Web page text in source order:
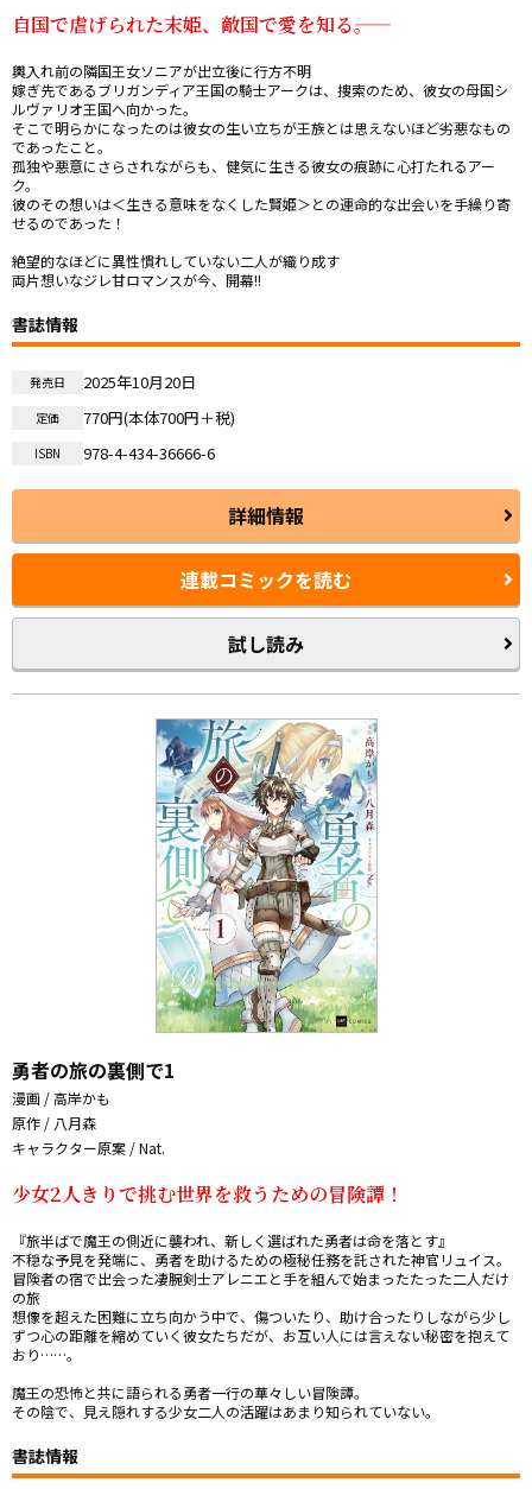
自国で虐げられた末姫、敵国で愛を知る――。
輿入れ前の隣国王女ソニアが出立後に行方不明――
嫁ぎ先であるブリガンディア王国の騎士アークは、捜索のため、彼女の母国シ
ルヴァリオ王国へ向かった。
そこで明らかになったのは彼女の生い立ちが王族とは思えないほど劣悪なもの
であったこと。
孤独や悪意にさらされながらも、健気に生きる彼女の痕跡に心打たれるアー
ク。
彼のその想いは＜生きる意味をなくした賢姫＞との運命的な出会いを手繰り寄
せるのであった！
絶望的なほどに異性慣れしていない二人が織り成す
両片想いなジレ甘ロマンスが今、開幕!!
書誌情報
発売日 2025年10月20日
定価 770円(本体700円＋税)
ISBN 978-4-434-36666-6
詳細情報
連載コミックを読む
試し読み
勇者の旅の裏側で1
漫画 / 高岸かも
原作 / 八月森
キャラクター原案 / Nat.
少女2人きりで挑む世界を救うための冒険譚！
『旅半ばで魔王の側近に襲われ、新しく選ばれた勇者は命を落とす』
不穏な予見を発端に、勇者を助けるための極秘任務を託された神官リュイス。
冒険者の宿で出会った凄腕剣士アレニエと手を組んで始まったたった二人だけ
の旅――
想像を超えた困難に立ち向かう中で、傷ついたり、助け合ったりしながら少し
ずつ心の距離を縮めていく彼女たちだが、お互い人には言えない秘密を抱えて
おり……。
魔王の恐怖と共に語られる勇者一行の華々しい冒険譚。
その陰で、見え隠れする少女二人の活躍はあまり知られていない。
書誌情報